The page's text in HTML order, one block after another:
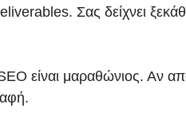
Σας δείχνει
είναι μαραθώνιος. Αν